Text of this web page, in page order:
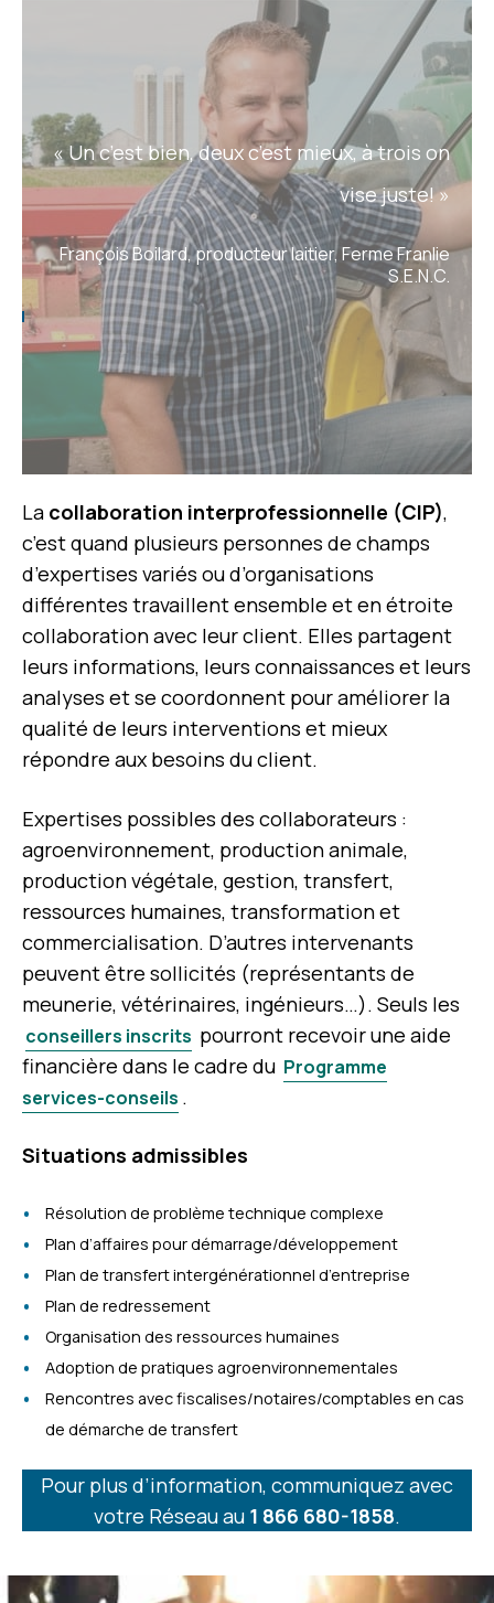
« Un c’est bien, deux c’est mieux, à trois on
vise juste! »
François Boilard, producteur laitier, Ferme Franlie
S.E.N.C.
La collaboration interprofessionnelle (CIP),
c’est quand plusieurs personnes de champs
d’expertises variés ou d’organisations
différentes travaillent ensemble et en étroite
collaboration avec leur client. Elles partagent
leurs informations, leurs connaissances et leurs
analyses et se coordonnent pour améliorer la
qualité de leurs interventions et mieux
répondre aux besoins du client.
Expertises possibles des collaborateurs :
agroenvironnement, production animale,
production végétale, gestion, transfert,
ressources humaines, transformation et
commercialisation. D’autres intervenants
peuvent être sollicités (représentants de
meunerie, vétérinaires, ingénieurs…). Seuls les
conseillers inscrits pourront recevoir une aide
financière dans le cadre du Programme
services-conseils .
Situations admissibles
Résolution de problème technique complexe
Plan d’affaires pour démarrage/développement
Plan de transfert intergénérationnel d’entreprise
Plan de redressement
Organisation des ressources humaines
Adoption de pratiques agroenvironnementales
Rencontres avec fiscalises/notaires/comptables en cas
de démarche de transfert
Pour plus d’information, communiquez avec
votre Réseau au 1 866 680-1858.